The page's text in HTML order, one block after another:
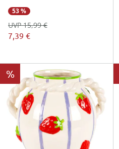
53 %
7,39 €
UVP 15,99 €
%